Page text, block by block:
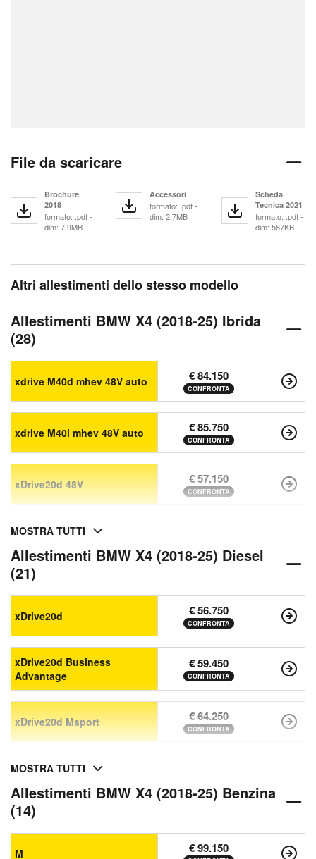
File da scaricare
Brochure
2018
formato: .pdf -
dim: 7.9MB
Accessori
formato: .pdf -
dim: 2.7MB
Scheda
Tecnica 2021
formato: .pdf -
dim: 587KB
Altri allestimenti dello stesso modello
Allestimenti BMW X4 (2018-25) Ibrida
(28)
xdrive M40d mhev 48V auto € 84.150
CONFRONTA
xdrive M40i mhev 48V auto € 85.750
CONFRONTA
xDrive20d 48V € 57.150
CONFRONTA
MOSTRA TUTTI
Allestimenti BMW X4 (2018-25) Diesel
(21)
xDrive20d € 56.750
CONFRONTA
xDrive20d Business
Advantage
€ 59.450
CONFRONTA
xDrive20d Msport € 64.250
CONFRONTA
MOSTRA TUTTI
Allestimenti BMW X4 (2018-25) Benzina
(14)
M € 99.150